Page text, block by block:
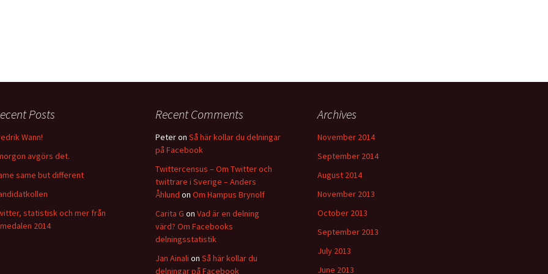
Posts
Wann!
avgörs det.
same but different
statistisk och mer från
2014
Recent Comments
Peteron Så här kollar du delningar
på Facebook
Twittercensus – Om Twitter och
twittrare i Sverige – Anders
Åhlund on Om Hampus Brynolf
Carita G on Vad är en delning
värd? Om Facebooks
delningsstatistik
Jan Ainali on Så här kollar du
delningar på Facebook
Archives
November 2014
September 2014
August 2014
November 2013
October 2013
September 2013
July 2013
June 2013